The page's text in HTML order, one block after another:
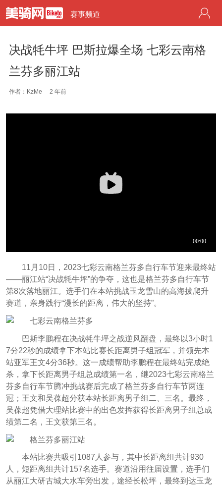
赛事频道
决战牦牛坪 巴斯拉爆全场 七彩云南格
兰芬多丽江站
作者：KzMe 2 年前
11月10日，2023七彩云南格兰芬多自行车节迎来最终站
——丽江站“决战牦牛坪”的争夺，这也是格兰芬多自行车节
第8次落地丽江。选手们在本站挑战玉龙雪山的高海拔爬升
赛道，亲身践行“漫长的距离，伟大的坚持”。
巴斯李鹏程在决战牦牛坪之战逆风翻盘，最终以3小时1
7分22秒的成绩拿下本站比赛长距离男子组冠军，并领先本
站亚军王文4分36秒。这一成绩帮助李鹏程在最终站完成绝
杀，拿下长距离男子组总成绩第一名，继2023七彩云南格兰
芬多自行车节腾冲挑战赛后完成了格兰芬多自行车节两连
冠；王文和吴葆超分获本站长距离男子组二、三名。最终，
吴葆超凭借大理站比赛中的出色发挥获得长距离男子组总成
绩第二名，王文获第三名。
本站比赛共吸引1087人参与，其中长距离组共计930
人，短距离组共计157名选手。赛道沿用往届设置，选手们
从丽江大研古城大水车旁出发，途经长松坪，最终到达玉龙